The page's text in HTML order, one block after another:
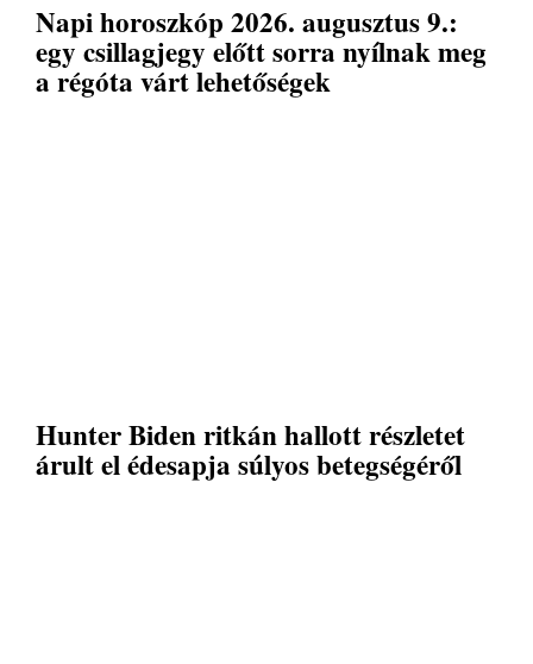
Napi horoszkóp 2026. augusztus 9.:
egy csillagjegy előtt sorra nyílnak meg
a régóta várt lehetőségek
Hunter Biden ritkán hallott részletet
árult el édesapja súlyos betegségéről